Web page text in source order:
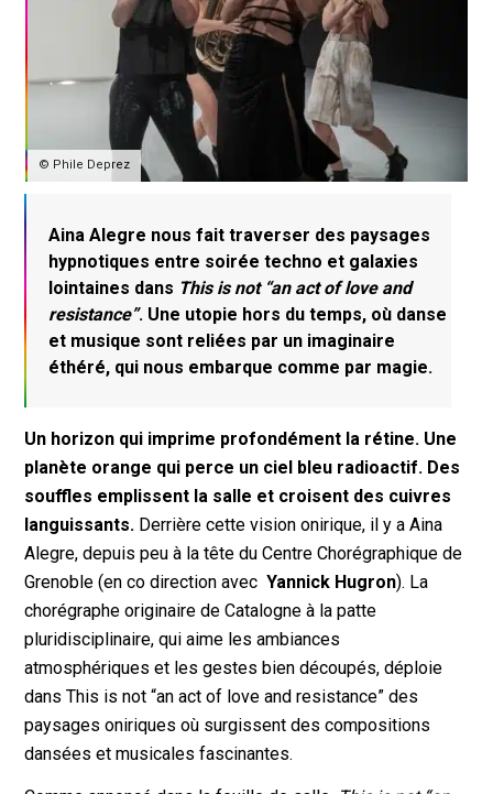
© Phile Deprez
Aina Alegre nous fait traverser des paysages
hypnotiques entre soirée techno et galaxies
lointaines dans This is not “an act of love and
resistance”. Une utopie hors du temps, où danse
et musique sont reliées par un imaginaire
éthéré, qui nous embarque comme par magie.
Un horizon qui imprime profondément la rétine. Une
planète orange qui perce un ciel bleu radioactif. Des
souffles emplissent la salle et croisent des cuivres
languissants. Derrière cette vision onirique, il y a Aina
Alegre, depuis peu à la tête du Centre Chorégraphique de
Grenoble (en co direction avecYannick Hugron). La
chorégraphe originaire de Catalogne à la patte
pluridisciplinaire, qui aime les ambiances
atmosphériques et les gestes bien découpés, déploie
dansThis is not “an act of love and resistance”des
paysages oniriques où surgissent des compositions
dansées et musicales fascinantes.